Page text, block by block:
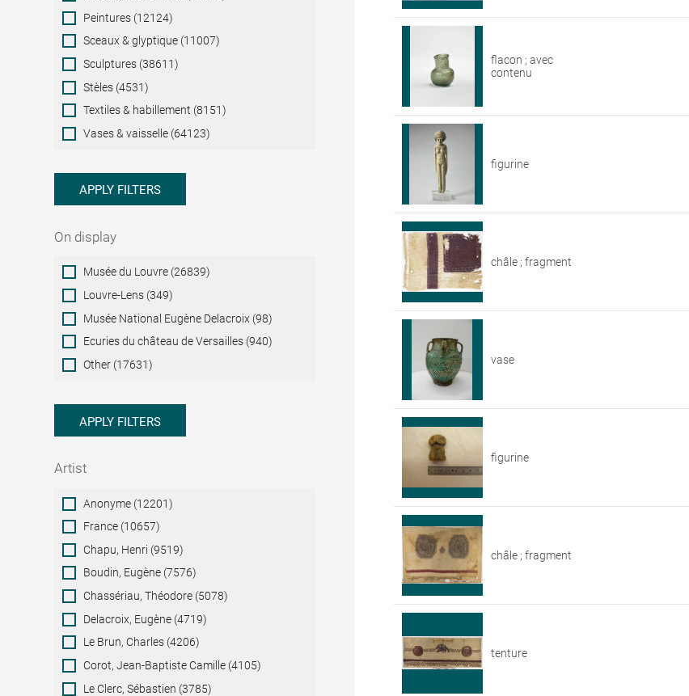
Peintures (12124)
Sceaux & glyptique (11007)
Sculptures (38611)
Stèles (4531)
Textiles & habillement (8151)
Vases & vaisselle (64123)
APPLY FILTERS
On display
On
display
Musée du Louvre (26839)
Louvre-Lens (349)
Musée National Eugène Delacroix (98)
Ecuries du château de Versailles (940)
Other (17631)
APPLY FILTERS
Artist
ArtistAnonyme (12201)
France (10657)
Chapu, Henri (9519)
Boudin, Eugène (7576)
Chassériau, Théodore (5078)
Delacroix, Eugène (4719)
Le Brun, Charles (4206)
Corot, Jean-Baptiste Camille (4105)
Le Clerc, Sébastien (3785)
flacon ; avec
contenu
figurine
châle ; fragment
vase
figurine
châle ; fragment
tenture